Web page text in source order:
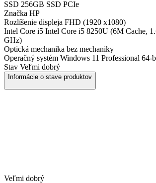
SSD 256GB SSD PCIe
Značka HP
Rozlíšenie displeja FHD (1920 x1080)
Intel Core i5 Intel Core i5 8250U (6M Cache,
GHz)
Optická mechanika bez mechaniky
Operačný systém Windows 11 Professional 64-
Stav Veľmi dobrý
Informácie o stave produktov
Veľmi dobrý